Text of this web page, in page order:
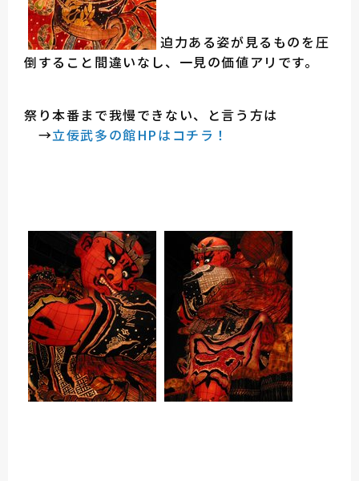
迫力ある姿が見るものを圧
倒すること間違いなし、一見の価値アリです。
祭り本番まで我慢できない、と言う方は
→立佞武多の館HPはコチラ！